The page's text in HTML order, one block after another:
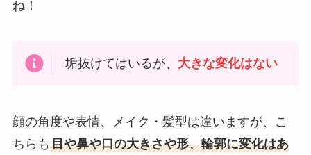
ね！
垢抜けてはいるが、 大きな変化はない
顔の角度や表情、メイク・髪型は違いますが、こ
ちらも 目や鼻や口の大きさや形、輪郭に変化はあ